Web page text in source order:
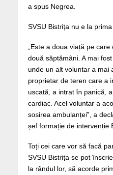
a spus Negrea.
SVSU Bistrița nu e la
„Este a doua viață pe
două săptămâni. A mai
unde un alt voluntar a mai
proprietar de teren care a
uscată, a intrat în panică,
cardiac. Acel voluntar a
sosirea ambulanței”, a
șef formație de intervenție
Toți cei care vor să facă
SVSU Bistrița se pot
la rândul lor, să acorde